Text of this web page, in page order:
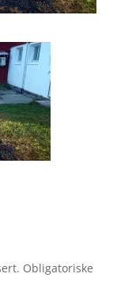
Obligatoriske